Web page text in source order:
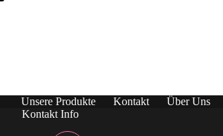
Unsere Produkte Kontakt Über Uns
Kontakt Info